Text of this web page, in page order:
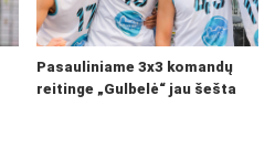
Pasauliniame 3x3 komandų
reitinge „Gulbelė“ jau šešta